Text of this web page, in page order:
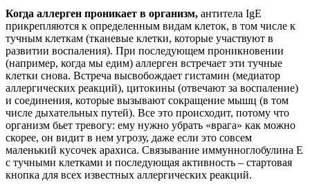
Когда аллерген проникает в организм, антитела IgE
прикрепляются к определенным видам клеток, в том числе к
тучным клеткам (тканевые клетки, которые участвуют в
развитии воспаления). При последующем проникновении
(например, когда мы едим) аллерген встречает эти тучные
клетки снова. Встреча высвобождает гистамин (медиатор
аллергических реакций), цитокины (отвечают за воспаление)
и соединения, которые вызывают сокращение мышц (в том
числе дыхательных путей). Все это происходит, потому что
организм бьет тревогу: ему нужно убрать «врага» как можно
скорее, он видит в нем угрозу, даже если это совсем
маленький кусочек арахиса. Связывание иммунноглобулина E
с тучными клетками и последующая активность – стартовая
кнопка для всех известных аллергических реакций.